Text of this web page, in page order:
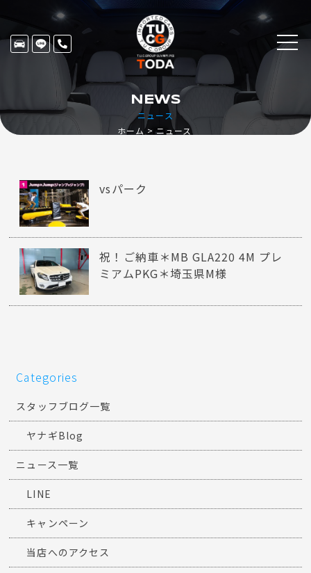
ニュース
NEWS
ホーム ニュース
vsパーク
祝！ご納車＊MB GLA220 4M プレ
ミアムPKG＊埼玉県M様
Categories
スタッフブログ一覧
ヤナギBlog
ニュース一覧
LINE
キャンペーン
当店へのアクセス